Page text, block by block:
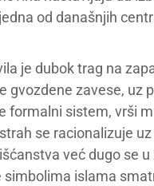
od današnjih
je dubok trag na
zavese, uz
sistem, vrši
se racionalizuje
već dugo se
islama